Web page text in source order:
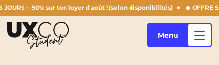
: -50% sur ton loyer d'août ! (selon disponibilités) 🔥 OFFRE
Menu